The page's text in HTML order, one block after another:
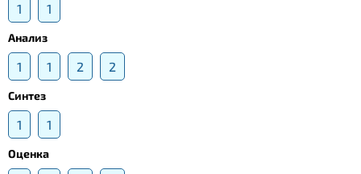
1 1
Анализ
1 1 2 2
Синтез
1 1
Оценка